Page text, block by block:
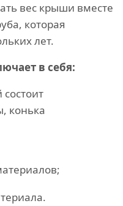
вес крыши вместе
которая
лет.
в себя:
состоит
конька